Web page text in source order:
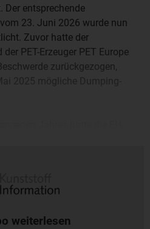
Der entsprechende
23. Juni 2026 wurde nun
Zuvor hatte der
PET-Erzeuger PET Europe
zurückgezogen,
2025 mögliche Dumping-
weiterlesen